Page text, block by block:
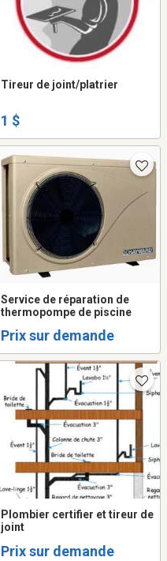
Tireur de joint/platrier
1 $
Service de réparation de
thermopompe de piscine
Prix sur demande
Plombier certifier et tireur de
joint
Prix sur demande